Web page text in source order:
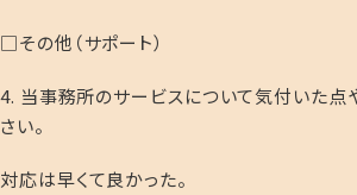
□その他（サポート）
4. 当事務所のサービスについて気付いた点
さい。
対応は早くて良かった。